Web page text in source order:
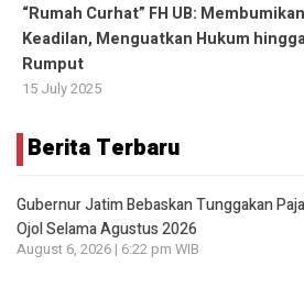
“Rumah Curhat” FH UB: Membumikan
Keadilan, Menguatkan Hukum
Rumput
15 July 2025
Berita Terbaru
Gubernur Jatim Bebaskan Tunggakan
Ojol Selama Agustus 2026
August 6, 2026 | 6:22 pm WIB